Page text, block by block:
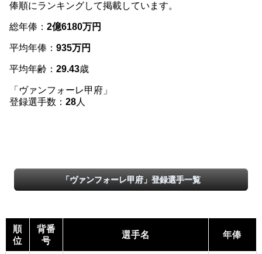
俸順にランキングして掲載しています。
総年俸： 2億6180万円
平均年俸： 935万円
平均年齢： 29.43歳
「ヴァンフォーレ甲府」
登録選手数： 28人
「ヴァンフォーレ甲府」登録選手一覧
順
位
背番
号
選手名 年俸